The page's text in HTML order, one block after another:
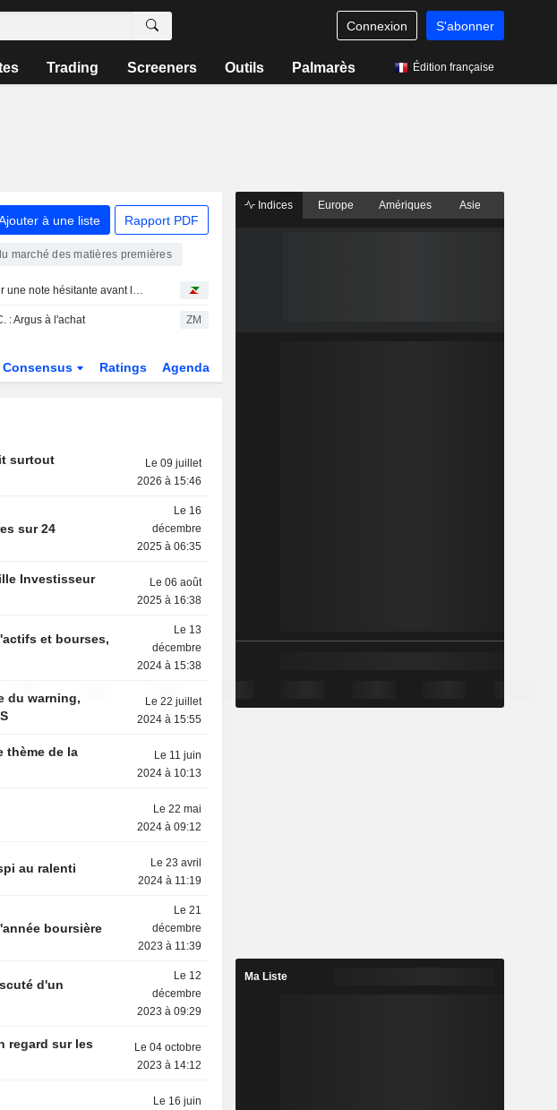
Connexion S'abonner
Trading Screeners Outils Palmarès Édition française
à une liste Rapport PDF
marché des matières premières
Wall Street sur une note hésitante avant le rendez-vous clé de l'emploi
: Argus à l'achat ZM
Consensus Ratings Agenda
surtout
Le 09 juillet
2026 à 15:46
sur 24
Le 16
décembre
2025 à 06:35
Investisseur
Le 06 août
2025 à 16:38
et bourses,
Le 13
décembre
2024 à 15:38
du warning,
Le 22 juillet
2024 à 15:55
thème de la
Le 11 juin
2024 à 10:13
Le 22 mai
2024 à 09:12
au ralenti
Le 23 avril
2024 à 11:19
boursière
Le 21
décembre
2023 à 11:39
d'un
Le 12
décembre
2023 à 09:29
regard sur les
Le 04 octobre
2023 à 14:12
Le 16 juin
Indices Europe Amériques Asie
Ma Liste